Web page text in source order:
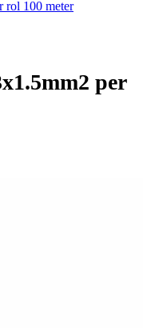
rol 100 meter
per